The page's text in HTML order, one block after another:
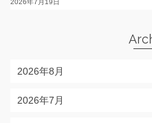
2026年7月19日
2026年8月
2026年7月